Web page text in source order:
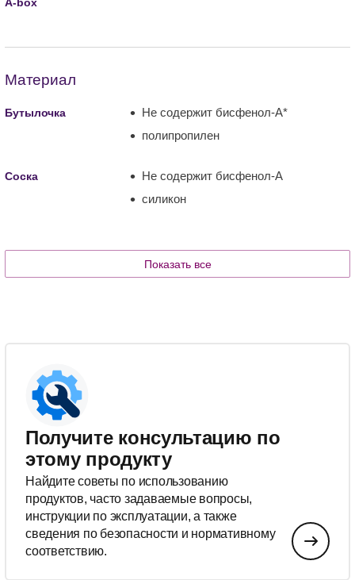
Материал
Бутылочка
Не содержит бисфенол-А*
полипропилен
Соска
Не содержит бисфенол-А
силикон
Показать все
Получите консультацию по
этому продукту
Найдите советы по использованию
продуктов, часто задаваемые вопросы,
инструкции по эксплуатации, а также
сведения по безопасности и нормативному
соответствию.